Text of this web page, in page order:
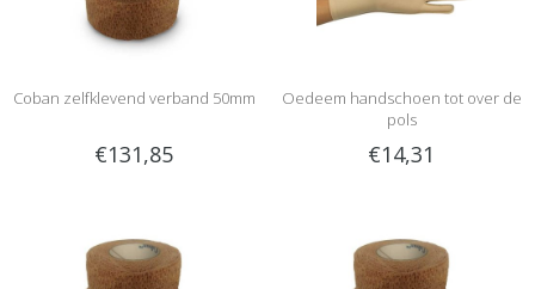
Coban zelfklevend verband 50mm
€131,85
Oedeem handschoen tot over de
pols
€14,31